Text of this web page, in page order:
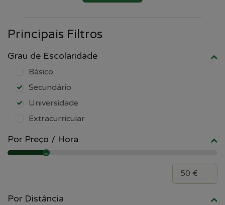
Principais Filtros
Grau de Escolaridade
Básico
Secundário
Universidade
Extracurricular
Por Preço / Hora
Por Distância